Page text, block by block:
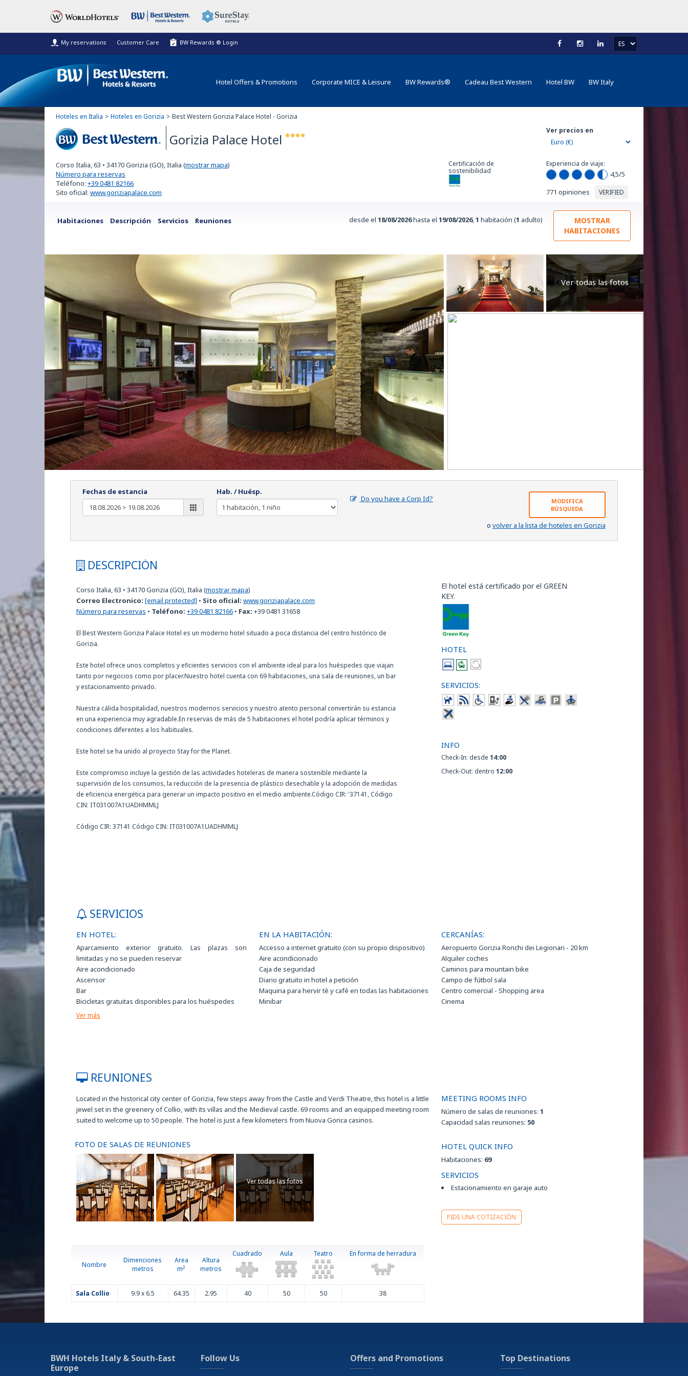
My reservations Customer Care BW Rewards ® Login
Hotel Offers & Promotions Corporate MICE & Leisure BW Rewards® Cadeau Best Western Hotel BW BW Italy
Hoteles en Italia Hoteles en Gorizia Best Western Gorizia Palace Hotel - Gorizia
Best Western
Gorizia Palace Hotel
Ver precios en
Corso Italia, 63 • 34170Gorizia (GO), Italia (mostrar mapa)
Número para reservas
Teléfono: +39 0481 82166
Sito oficial: www.goriziapalace.com
Certificación de
sostenibilidad
Experiencia de viaje:
4,5/5
771 opiniones
VERIFIED
Habitaciones Descripción Servicios Reuniones desde el 18/08/2026hasta el 19/08/2026,1 habitación (1 adulto)
MOSTRAR
HABITACIONES
Ver todas las fotos
Fechas de estancia Hab. / Huésp.
Do you have a Corp Id?
MODIFICA
BÚSQUEDA
o volver a la lista de hoteles en Gorizia
DESCRIPCIÓN
Corso Italia, 63 • 34170Gorizia (GO), Italia (mostrar mapa)
Correo Electronico: [email protected] • Sito oficial: www.goriziapalace.com
Número para reservas • Teléfono: +39 0481 82166 • Fax: +39 0481 31658
El Best Western Gorizia Palace Hotel es un moderno hotel situado a poca distancia del centro histórico de
Gorizia.
Este hotel ofrece unos completos y eficientes servicios con el ambiente ideal para los huéspedes que viajan
tanto por negocios como por placer.Nuestro hotel cuenta con 69 habitaciones, una sala de reuniones, un bar
y estacionamiento privado.
Nuestra cálida hospitalidad, nuestros modernos servicios y nuestro atento personal convertirán su estancia
en una experiencia muy agradable.En reservas de más de 5 habitaciones el hotel podría aplicar términos y
condiciones diferentes a los habituales.
Este hotel se ha unido al proyecto Stay for the Planet.
Este compromiso incluye la gestión de las actividades hoteleras de manera sostenible mediante la
supervisión de los consumos, la reducción de la presencia de plástico desechable y la adopción de medidas
de eficiencia energética para generar un impacto positivo en el medio ambiente.Código CIR: '37141, Código
CIN: IT031007A1UADHMMLJ
Código CIR: 37141 Código CIN: IT031007A1UADHMMLJ
El hotel está certificado por el GREEN
KEY.
HOTEL
SERVICIOS:
INFO
Check-In: desde14:00
Check-Out: dentro12:00
SERVICIOS
EN HOTEL:
Aparcamiento exterior gratuito. Las plazas son
limitadas y no se pueden reservar
Aire acondicionado
Ascensor
Bar
Bicicletas gratuitas disponibles para los huéspedes
Caja fuerte
Diario gratuito en la hall
con 2 adultos
Facilidades para minusválidos
Habitaciones para no fumadores
Personal multilingüe
Pre venta entradas para eventos locales
Se admiten mascotas con cargo adicional (máximo 1
por habitación), sólo el tamaño pequeño, areas
públicas excluidas
Servicio a la habitación (horario limitado - 11:00 a 18:00
de lunes a viernes)
Servicio de fotocopias
Si no está incluido en la tarifa reservada, el desayuno
tendrá un coste adicional de 8 EUR por persona y día
Sustainability certification
EN LA HABITACIÓN:
Accesso a internet gratuito (con su propio dispositivo)
Aire acondicionado
Caja de seguridad
Diario gratuito in hotel a petición
Maquina para hervir tè y café en todas las habitaciones
Minibar
CERCANÍAS:
Aeropuerto Gorizia Ronchi dei Legionari - 20 km
Alquiler coches
Caminos para mountain bike
Campo de fútbol sala
Centro comercial - Shopping area
Cinema
Piscina
Restaurante
Shopping outlets
Teatro
Tenis
Universidad
Ver más
REUNIONES
Located in the historical city center of Gorizia, few steps away from the Castle and Verdi Theatre, this hotel is a little
jewel set in the greenery of Collio, with its villas and the Medieval castle. 69 rooms and an equipped meeting room
suited to welcome up to 50 people. The hotel is just a few kilometers from Nuova Gorica casinos.
FOTO DE SALAS DE REUNIONES
Ver todas las fotos
MEETING ROOMS INFO
Número de salas de reuniones:1
Capacidad salas reuniones: 50
HOTEL QUICK INFO
Habitaciones: 69
SERVICIOS
Estacionamiento en garaje auto
PIDE UNA COTIZACIÓN
Nombre
Dimenciones
metros
Area
m2
Altura
metros
Cuadrado Aula Teatro En forma de herradura
Sala Collio 9.9 x 6.5 64.35 2.95 40 50 50 38
BWH Hotels Italy & South-East
Europe
Follow Us Offers and Promotions Top Destinations